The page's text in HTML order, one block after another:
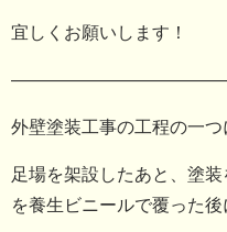
宜しくお願いします！
外壁塗装工事の工程の一つ
足場を架設したあと、塗
を養生ビニールで覆った後